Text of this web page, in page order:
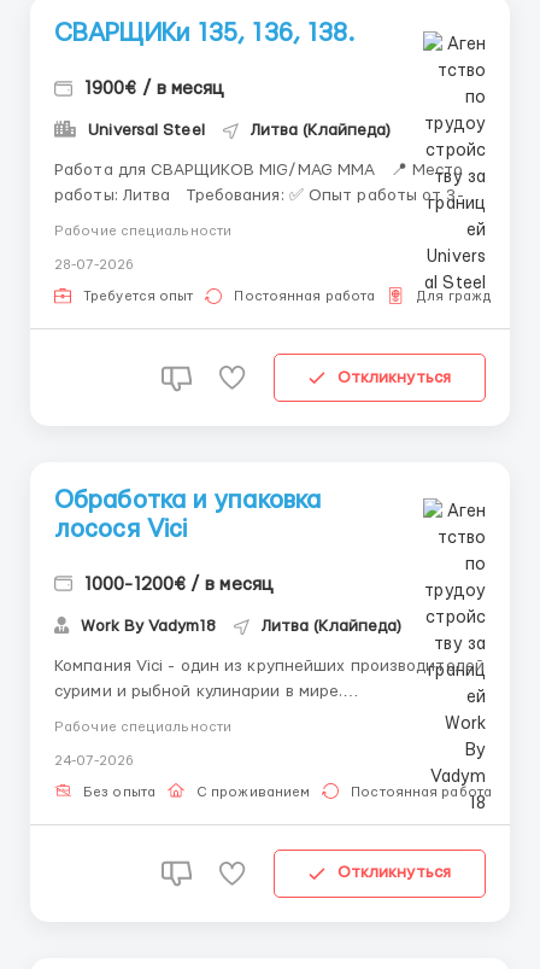
СВАРЩИКи 135, 136, 138.
1900€ / в месяц
Universal Steel Литва (Клайпеда)
Работа для СВАРЩИКОВ MIG/MAG MMA 📍 Место
работы: Литва Требования: ✅ Опыт работы от 3-х
лет; ✅ Сварка металлических конструкций (швы
Сертификат сварщика. Мы Предлагаем: 👷
Стабильную работу круглый год ...
Рабочие специальности
28-07-2026
Требуется опыт Постоянная работа Для граждан СНГ
Откликнуться
Обработка и упаковка
лосося Vici
1000-1200€ / в месяц
Work By Vadym18 Литва (Клайпеда)
Компания Vici - один из крупнейших производителей
сурими и рыбной кулинарии в мире.
Продукция Vici поставляется более чем в 40 стран
а производство в городе Плунге. За детальною
інформацією звертайтесь за номером або пишіт...
Рабочие специальности
24-07-2026
Без опыта С проживанием Постоянная работа
Откликнуться